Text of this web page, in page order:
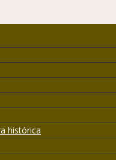
histórica